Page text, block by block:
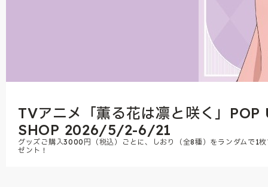
TVアニメ「薫る花は凛と咲く」POP
SHOP 2026/5/2-6/21
グッズご購入3000円（税込）ごとに、しおり（全8種）をランダムで1
ゼント！